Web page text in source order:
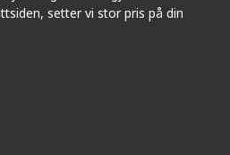
setter vi stor pris på din